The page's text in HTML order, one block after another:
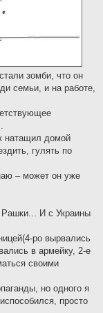
зомби, что он
семьи, и на работе,
натащил домой
гулять по
– может он уже
Рашки... И с Украины
ро вырвались
в армейку, 2-е
своими
но одного я
просто